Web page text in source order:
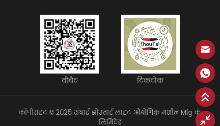
वीचैट टिकटोक
कॉपीराइट © 2025 शंघाई झोउताई लाइट औद्योगिक मशीन Mfg कं,
लिमिटेड